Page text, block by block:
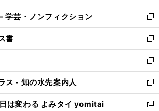
開
く
ウ
で
開
く
ン
ド
ウ
で
開
く
ウ
ィ
ン
ド
ウ
で
開
く
学芸・ノンフィクション
新
し
い
ウ
ィ
ン
ド
ウ
で
書
新
し
い
ウ
ィ
ン
ド
新
し
い
ウ
ィ
ス - 知の水先案内人
新
し
い
は変わる よみタイ yomitai
新